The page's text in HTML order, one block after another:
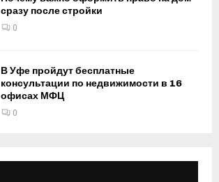
сразу после стройки
0
В Уфе пройдут бесплатные
консультации по недвижимости в 16
офисах МФЦ
0